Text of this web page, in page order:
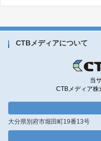
CTBメディアについて
当
CTBメディア株
大分県別府市堀田町19番13号